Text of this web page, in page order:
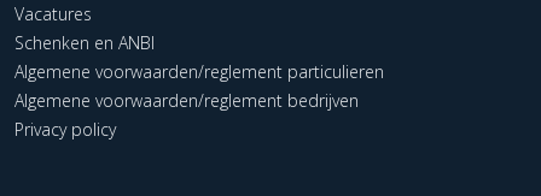
Vacatures
Schenken en ANBI
Algemene voorwaarden/reglement particulieren
Algemene voorwaarden/reglement bedrijven
Privacy policy